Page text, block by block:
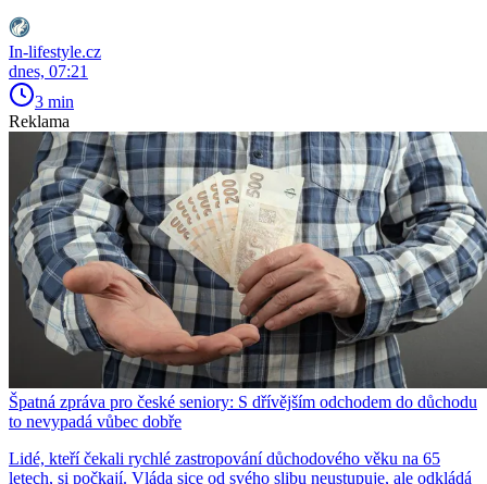
In-lifestyle.cz
dnes, 07:21
3 min
Reklama
Špatná zpráva pro české seniory: S dřívějším odchodem do důchodu
to nevypadá vůbec dobře
Lidé, kteří čekali rychlé zastropování důchodového věku na 65
letech, si počkají. Vláda sice od svého slibu neustupuje, ale odkládá